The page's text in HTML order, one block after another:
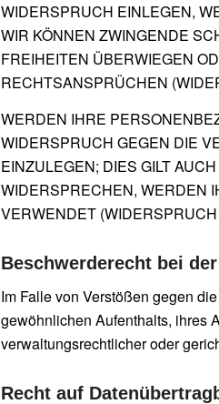
WIDERSPRUCH EINLEGEN,
WIR KÖNNEN ZWINGENDE
FREIHEITEN ÜBERWIEGEN
RECHTSANSPRÜCHEN
WERDEN IHRE
WIDERSPRUCH GEGEN DIE
EINZULEGEN; DIES GILT
WIDERSPRECHEN, WERDEN
VERWENDET
Beschwerde­recht bei
Im Falle von Verstößen gegen
gewöhnlichen Aufenthalts, ihres
verwaltungsrechtlicher oder
Recht auf